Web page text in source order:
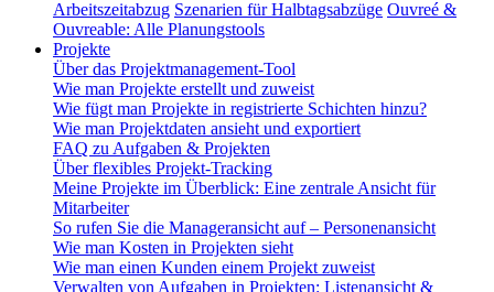
Arbeitszeitabzug Szenarien für Halbtagsabzüge Ouvreé &
Ouvreable: Alle Planungstools
Projekte
Über das Projektmanagement-Tool
Wie man Projekte erstellt und zuweist
Wie fügt man Projekte in registrierte Schichten hinzu?
Wie man Projektdaten ansieht und exportiert
FAQ zu Aufgaben & Projekten
Über flexibles Projekt-Tracking
Meine Projekte im Überblick: Eine zentrale Ansicht für
Mitarbeiter
So rufen Sie die Manageransicht auf – Personenansicht
Wie man Kosten in Projekten sieht
Wie man einen Kunden einem Projekt zuweist
Verwalten von Aufgaben in Projekten: Listenansicht &